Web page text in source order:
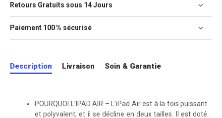
Retours Gratuits sous 14 Jours
Paiement 100 % sécurisé
Description Livraison Soin & Garantie
POURQUOI L’IPAD AIR – L’iPad Air est à la fois puissant
et polyvalent, et il se décline en deux tailles. Il est doté